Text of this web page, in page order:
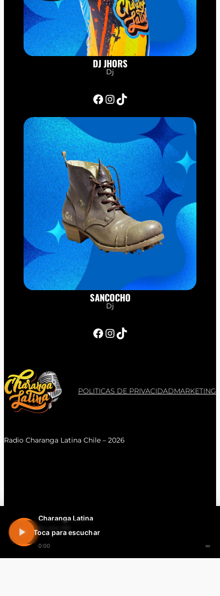
Charanga Latina
En vivo 24h
0:00 ∞
Toca para escuchar
DJ JHORS
Dj
Facebook InstagramTikTok
SANCOCHO
Dj
Facebook InstagramTikTok
POLITICAS DE PRIVACIDADMARKETING
Radio Charanga Latina Chile – 2026